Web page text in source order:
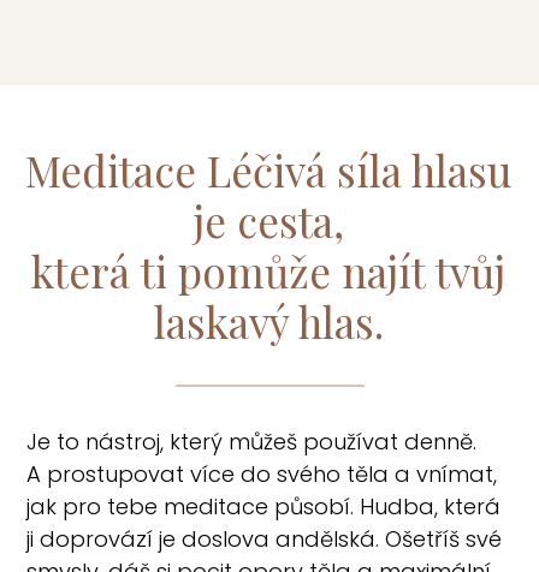
Meditace Léčivá síla hlasu
je cesta,
která ti pomůže najít tvůj
laskavý hlas.
Je to nástroj, který můžeš používat denně.
A prostupovat více do svého těla a vnímat,
jak pro tebe meditace působí. Hudba, která
ji doprovází je doslova andělská. Ošetříš své